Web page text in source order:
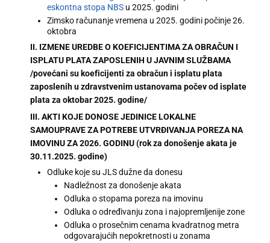
eskontna stopa NBS u 2025. godini
Zimsko računanje vremena u 2025. godini počinje 26.
oktobra
II. IZMENE UREDBE O KOEFICIJENTIMA ZA OBRAČUN I
ISPLATU PLATA ZAPOSLENIH U JAVNIM SLUŽBAMA
/povećani su koeficijenti za obračun i isplatu plata
zaposlenih u zdravstvenim ustanovama počev od isplate
plata za oktobar 2025. godine/
III. AKTI KOJE DONOSE JEDINICE LOKALNE
SAMOUPRAVE ZA POTREBE UTVRĐIVANJA POREZA NA
IMOVINU ZA 2026. GODINU (rok za donošenje akata je
30.11.2025. godine)
Odluke koje su JLS dužne da donesu
Nadležnost za donošenje akata
Odluka o stopama poreza na imovinu
Odluka o određivanju zona i najopremljenije zone
Odluka o prosečnim cenama kvadratnog metra
odgovarajućih nepokretnosti u zonama